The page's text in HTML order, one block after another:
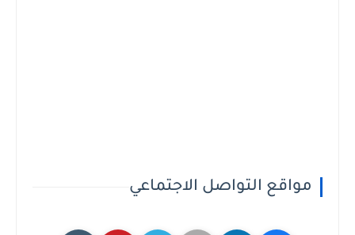
مواقع التواصل الاجتماعي